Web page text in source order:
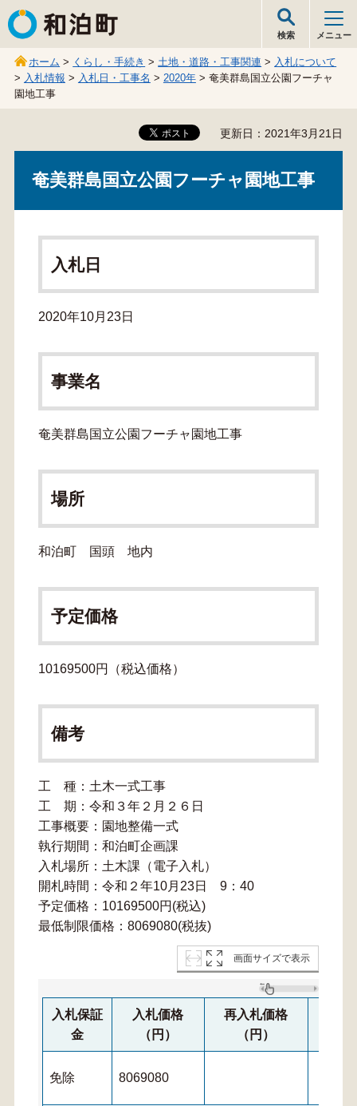
和泊町
検索 メニュー
ホーム > くらし・手続き >土地・道路・工事関連 > 入札について
> 入札情報 > 入札日・工事名 > 2020年> 奄美群島国立公園フーチャ
園地工事
更新日：2021年3月21日
奄美群島国立公園フーチャ園地工事
入札日
2020年10月23日
事業名
奄美群島国立公園フーチャ園地工事
場所
和泊町 国頭 地内
予定価格
10169500円（税込価格）
備考
工 種：土木一式工事
工 期：令和３年２月２６日
工事概要：園地整備一式
執行期間：和泊町企画課
入札場所：土木課（電子入札）
開札時間：令和２年10月23日 9：40
予定価格：10169500円(税込)
最低制限価格：8069080(税抜)
画面サイズで表示
入札保証
金
入札価格
（円）
再入札価格
（円）
免除 8069080